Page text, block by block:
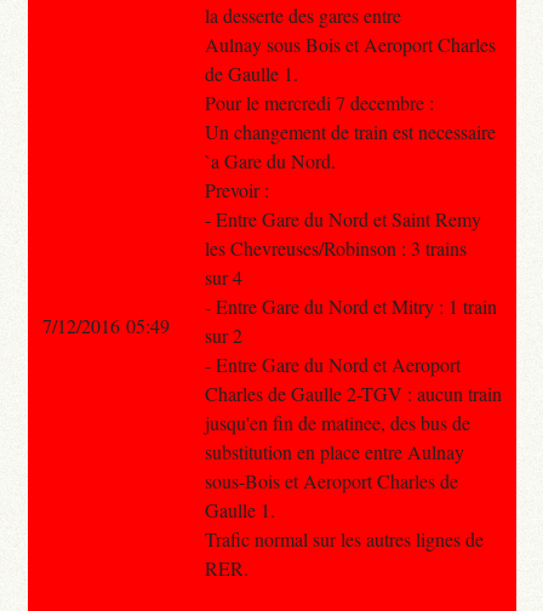
la desserte des gares entre
Aulnay sous Bois et Aeroport Charles
de Gaulle 1.
Pour le mercredi 7 decembre :
Un changement de train est necessaire
`a Gare du Nord.
Prevoir :
- Entre Gare du Nord et Saint Remy
les Chevreuses/Robinson : 3 trains
sur 4
- Entre Gare du Nord et Mitry : 1 train
sur 2
- Entre Gare du Nord et Aeroport
Charles de Gaulle 2-TGV : aucun train
jusqu'en fin de matinee, des bus de
substitution en place entre Aulnay
sous-Bois et Aeroport Charles de
Gaulle 1.
Trafic normal sur les autres lignes de
RER.
7/12/2016 05:49